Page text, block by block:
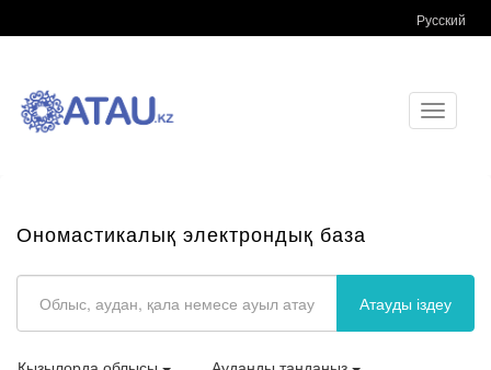
Русский
Toggle
Ономастикалық электрондық база
Атауды іздеу